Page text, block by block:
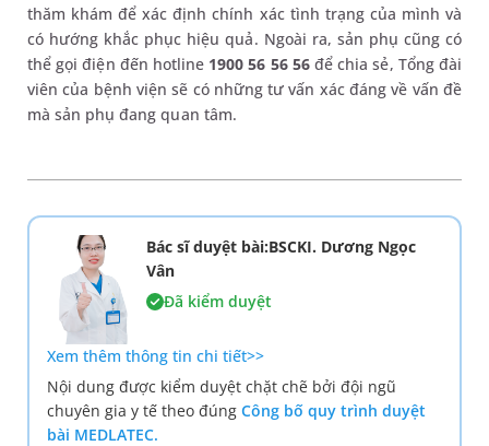
thăm khám để xác định chính xác tình trạng của mình và
có hướng khắc phục hiệu quả. Ngoài ra, sản phụ cũng có
thể gọi điện đến hotline 1900 56 56 56để chia sẻ, Tổng đài
viên của bệnh viện sẽ có những tư vấn xác đáng về vấn đề
mà sản phụ đang quan tâm.
Bác sĩ duyệt bài:BSCKI. Dương Ngọc
Vân
Đã kiểm duyệt
Xem thêm thông tin chi tiết>>
Nội dung được kiểm duyệt chặt chẽ bởi đội ngũ
chuyên gia y tế theo đúng Công bố quy trình duyệt
bài MEDLATEC.